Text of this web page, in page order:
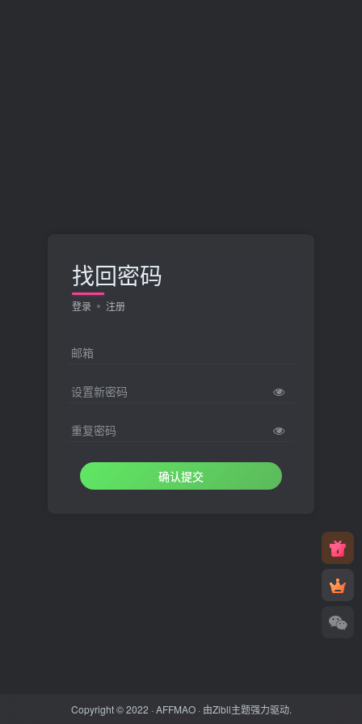
找回密码
登录 注册
邮箱
设置新密码
重复密码
确认提交
Copyright © 2022 ·AFFMAO· 由Zibll主题强力驱动.